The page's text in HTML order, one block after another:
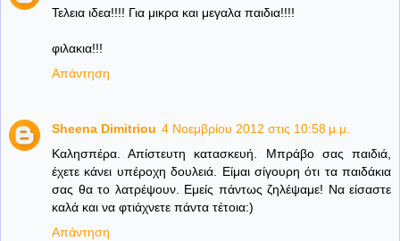
Τελεια ιδεα!!!! Για μικρα και μεγαλα παιδια!!!!
φιλακια!!!
Απάντηση
Sheena Dimitriou 4 Νοεμβρίου 2012 στις 10:58 μ.μ.
Καλησπέρα. Απίστευτη κατασκευή. Μπράβο σας παιδιά,
έχετε κάνει υπέροχη δουλειά. Είμαι σίγουρη ότι τα παιδάκια
σας θα το λατρέψουν. Εμείς πάντως ζηλέψαμε! Να είσαστε
καλά και να φτιάχνετε πάντα τέτοια:)
Απάντηση